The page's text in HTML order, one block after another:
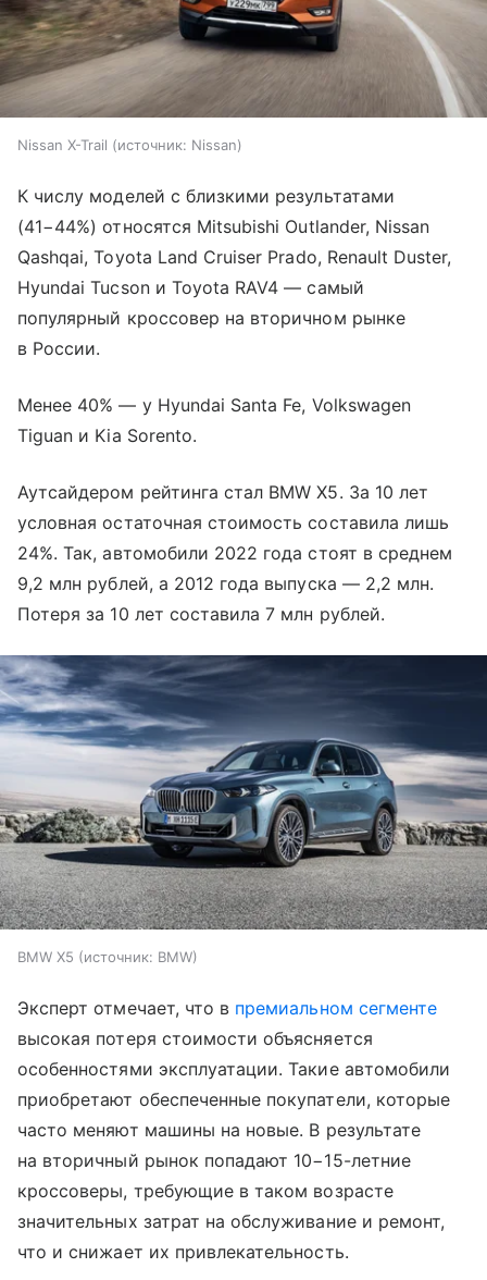
Nissan X-Trail источник: Nissan
К числу моделей с близкими результатами
(41−44%) относятся Mitsubishi Outlander, Nissan
Qashqai, Toyota Land Cruiser Prado, Renault Duster,
Hyundai Tucson и Toyota RAV4 — самый
популярный кроссовер на вторичном рынке
в России.
Менее 40% — у Hyundai Santa Fe, Volkswagen
Tiguan и Kia Sorento.
Аутсайдером рейтинга стал BMW X5. За 10 лет
условная остаточная стоимость составила лишь
24%. Так, автомобили 2022 года стоят в среднем
9,2 млн рублей, а 2012 года выпуска — 2,2 млн.
Потеря за 10 лет составила 7 млн рублей.
BMW X5 источник: BMW
Эксперт отмечает, что в премиальном сегменте
высокая потеря стоимости объясняется
особенностями эксплуатации. Такие автомобили
приобретают обеспеченные покупатели, которые
часто меняют машины на новые. В результате
на вторичный рынок попадают 10−15-летние
кроссоверы, требующие в таком возрасте
значительных затрат на обслуживание и ремонт,
что и снижает их привлекательность.